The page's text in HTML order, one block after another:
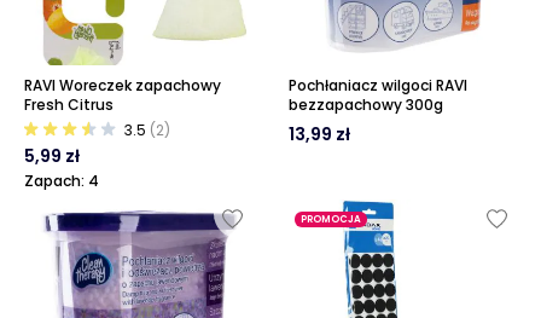
RAVI Woreczek zapachowy
Fresh Citrus
3.5 (2)
5,99 zł
Zapach: 4
Pochłaniacz wilgoci RAVI
bezzapachowy 300g
13,99 zł
PROMOCJA